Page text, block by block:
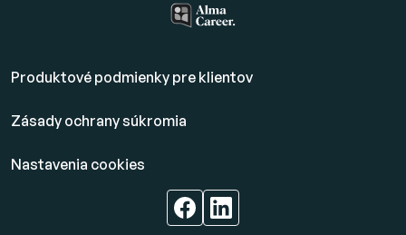
Produktové podmienky pre klientov
Zásady ochrany súkromia
Nastavenia cookies